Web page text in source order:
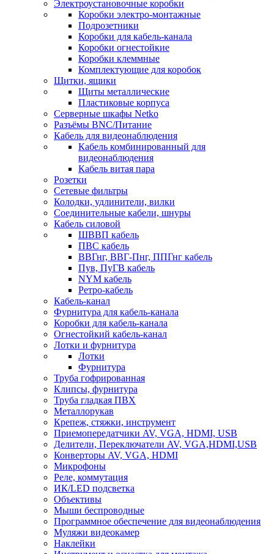
Электроустановочные коробки
Коробки электро-монтажные
Подрозетники
Коробки для кабель-канала
Коробки огнестойкие
Коробки клеммные
Комплектующие для коробок
Щитки, ящики
Щиты металлические
Пластиковые корпуса
Серверные шкафы Netko
Разъёмы BNC/Питание
Кабель для видеонаблюдения
Кабель комбинированный для
видеонаблюдения
Кабель витая пара
Розетки
Сетевые фильтры
Колодки, удлинители, вилки
Соединительные кабели, шнуры
Кабель силовой
ШВВП кабель
ПВС кабель
ВВГнг, ВВГ-Пнг, ППГнг кабель
Пув, ПуГВ кабель
NYM кабель
Ретро-кабель
Кабель-канал
Фурнитура для кабель-канала
Коробки для кабель-канала
Огнестойкий кабель-канал
Лотки и фурнитура
Лотки
Фурнитура
Труба гофрированная
Клипсы, фурнитура
Труба гладкая ПВХ
Металлорукав
Крепеж, стяжки, инструмент
Приемопередатчики AV, VGA, HDMI, USB
Делители, Переключатели AV, VGA,HDMI,USB
Конверторы AV, VGA, HDMI
Микрофоны
Реле, коммутация
ИК/LED подсветка
Объективы
Мыши беспроводные
Программное обеспечение для видеонаблюдения
Муляжи видеокамер
Наклейки